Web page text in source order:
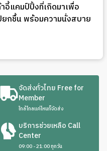
อี้แคมป์ปิ้งที่เกิดมาเพื่อ
กชื้น พร้อมความนั่งสบาย
จัดส่งทั่วไทย Free for
Member
ใกล้ไกลแค่ไหนก็จัดส่ง
บริการช่วยเหลือ Call
Center
09:00 - 21:00 ทุกวัน